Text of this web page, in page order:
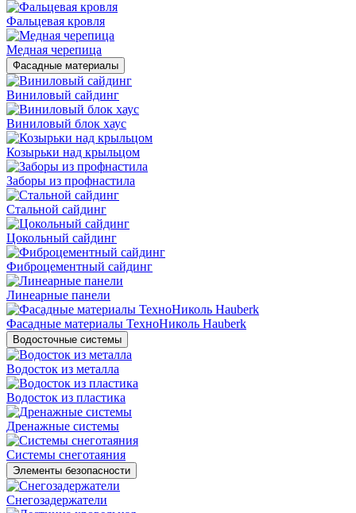
Фальцевая кровля
Медная черепица
Фасадные материалы
Виниловый сайдинг
Виниловый блок хаус
Козырьки над крыльцом
Заборы из профнастила
Стальной сайдинг
Цокольный сайдинг
Фиброцементный сайдинг
Линеарные панели
Фасадные материалы ТехноНиколь Hauberk
Водосточные системы
Водосток из металла
Водосток из пластика
Дренажные системы
Системы снеготаяния
Элементы безопасности
Снегозадержатели